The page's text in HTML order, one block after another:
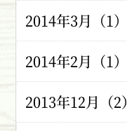
2014年3月（1）
2014年2月（1）
2013年12月（2）